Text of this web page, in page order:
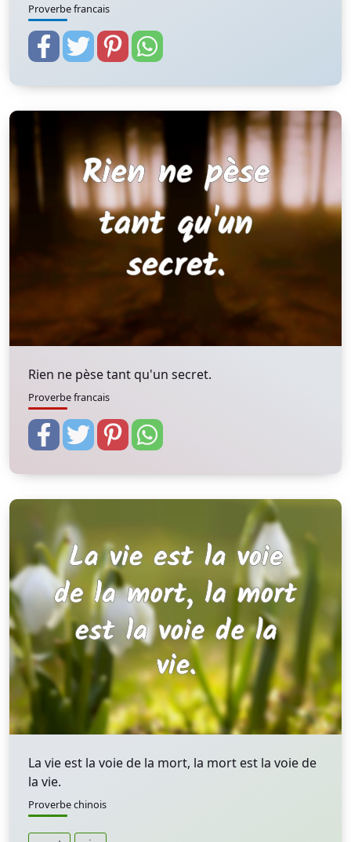
Proverbe francais
Rien ne pèse tant qu'un secret.
Proverbe francais
La vie est la voie de la mort, la mort est la voie de
la vie.
Proverbe chinois